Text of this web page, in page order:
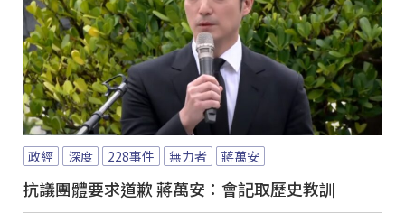
政經 深度 228事件 無力者 蔣萬安
抗議團體要求道歉 蔣萬安：會記取歷史教訓